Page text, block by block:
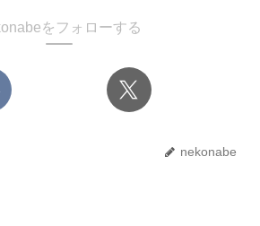
をフォローする
nekonabe